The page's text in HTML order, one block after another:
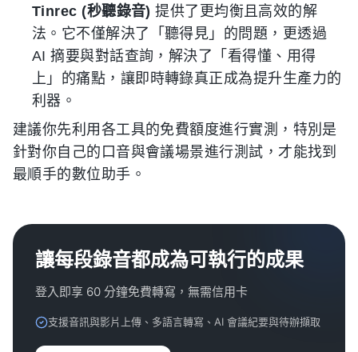
Tinrec (秒聽錄音) 提供了更均衡且高效的解
法。它不僅解決了「聽得見」的問題，更透過
AI 摘要與對話查詢，解決了「看得懂、用得
上」的痛點，讓即時轉錄真正成為提升生產力的
利器。
建議你先利用各工具的免費額度進行實測，特別是
針對你自己的口音與會議場景進行測試，才能找到
最順手的數位助手。
讓每段錄音都成為可執行的成果
登入即享 60 分鐘免費轉寫，無需信用卡
支援音訊與影片上傳、多語言轉寫、AI 會議紀要與待辦擷取